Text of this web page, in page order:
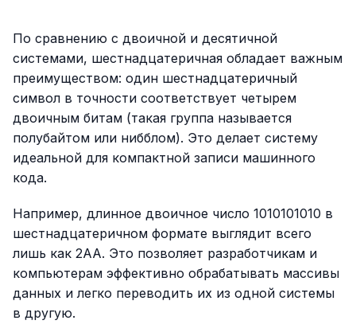
По сравнению с двоичной и десятичной
системами, шестнадцатеричная обладает важным
преимуществом: один шестнадцатеричный
символ в точности соответствует четырем
двоичным битам (такая группа называется
полубайтом или нибблом). Это делает систему
идеальной для компактной записи машинного
кода.
Например, длинное двоичное число 1010101010 в
шестнадцатеричном формате выглядит всего
лишь как 2AA. Это позволяет разработчикам и
компьютерам эффективно обрабатывать массивы
данных и легко переводить их из одной системы
в другую.